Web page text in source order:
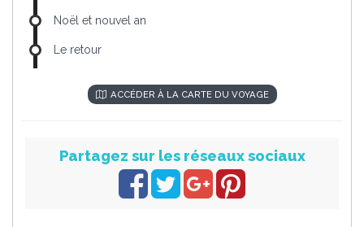
Noël et nouvel an
Le retour
ACCÉDER À LA CARTE DU VOYAGE
Partagez sur les réseaux sociaux